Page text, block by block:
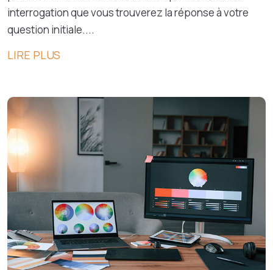
interrogation que vous trouverez la réponse à votre
question initiale....
LIRE PLUS